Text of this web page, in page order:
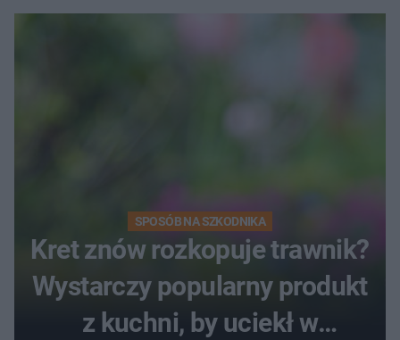
SPOSÓB NA SZKODNIKA
Kret znów rozkopuje trawnik?
Wystarczy popularny produkt
z kuchni, by uciekł w